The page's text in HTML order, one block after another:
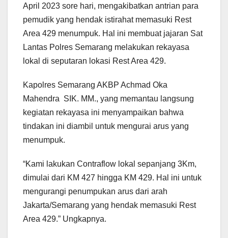
April 2023 sore hari, mengakibatkan antrian para
pemudik yang hendak istirahat memasuki Rest
Area 429 menumpuk. Hal ini membuat jajaran Sat
Lantas Polres Semarang melakukan rekayasa
lokal di seputaran lokasi Rest Area 429.
Kapolres Semarang AKBP Achmad Oka
Mahendra SIK. MM., yang memantau langsung
kegiatan rekayasa ini menyampaikan bahwa
tindakan ini diambil untuk mengurai arus yang
menumpuk.
“Kami lakukan Contraflow lokal sepanjang 3Km,
dimulai dari KM 427 hingga KM 429. Hal ini untuk
mengurangi penumpukan arus dari arah
Jakarta/Semarang yang hendak memasuki Rest
Area 429.” Ungkapnya.